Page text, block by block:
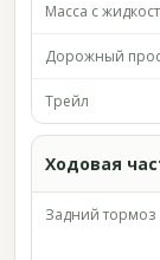
Масса с
Дорожный
Трейл
Ходовая
Задний тормоз